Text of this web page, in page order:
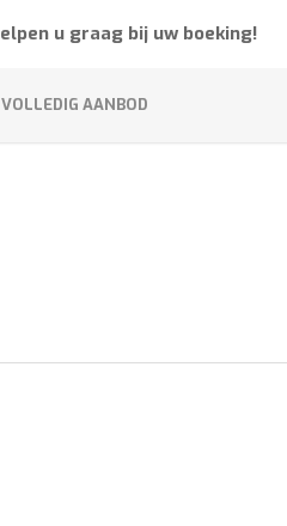
u graag bij uw boeking!
VOLLEDIG AANBOD